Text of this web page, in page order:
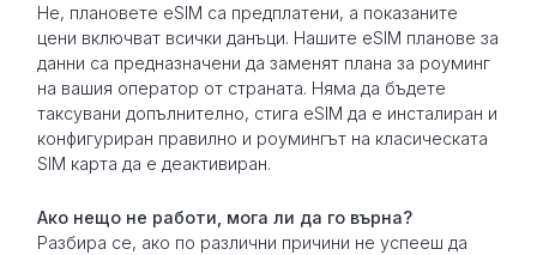
Не, плановете eSIM са предплатени, а показаните
цени включват всички данъци. Нашите eSIM планове за
данни са предназначени да заменят плана за роуминг
на вашия оператор от страната. Няма да бъдете
таксувани допълнително, стига eSIM да е инсталиран и
конфигуриран правилно и роумингът на класическата
SIM карта да е деактивиран.
Ако нещо не работи, мога ли да го върна?
Разбира се, ако по различни причини не успееш да